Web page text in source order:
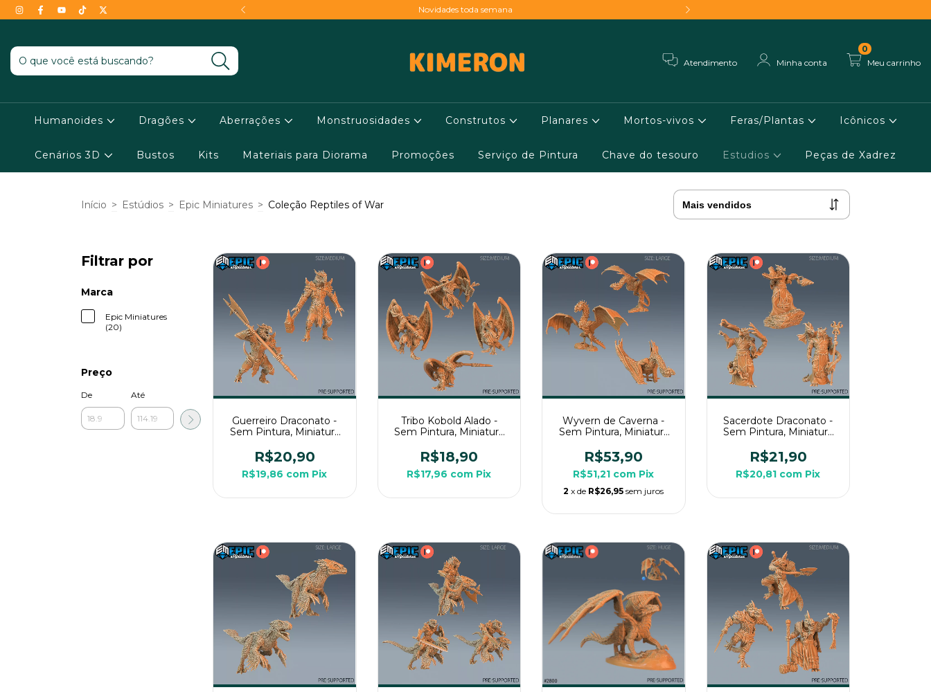
as condições ! Novidades toda semana
Atendimento Minha conta Meu carrinho
0
Humanoides Dragões Aberrações Monstruosidades Construtos Planares Mortos-vivos Feras/Plantas Icônicos
Cenários 3D Bustos Kits Materiais para Diorama Promoções Serviço de Pintura Chave do tesouro Estudios Peças de Xadrez
Início > Estúdios > Epic Miniatures > Coleção Reptiles of War
Filtrar por
Marca
Epic Miniatures
(20)
Preço
De Até
Guerreiro Draconato -
Sem Pintura, Miniatura
Mesa
R$20,90
R$19,86 com Pix
Tribo Kobold Alado -
Sem Pintura, Miniatura
Mesa
R$18,90
R$17,96 com Pix
Wyvern de Caverna -
Sem Pintura, Miniatura
Mesa
R$53,90
R$51,21 com Pix
2 x de R$26,95 sem juros
Sacerdote Draconato -
Sem Pintura, Miniatura
Mesa
R$21,90
R$20,81 com Pix